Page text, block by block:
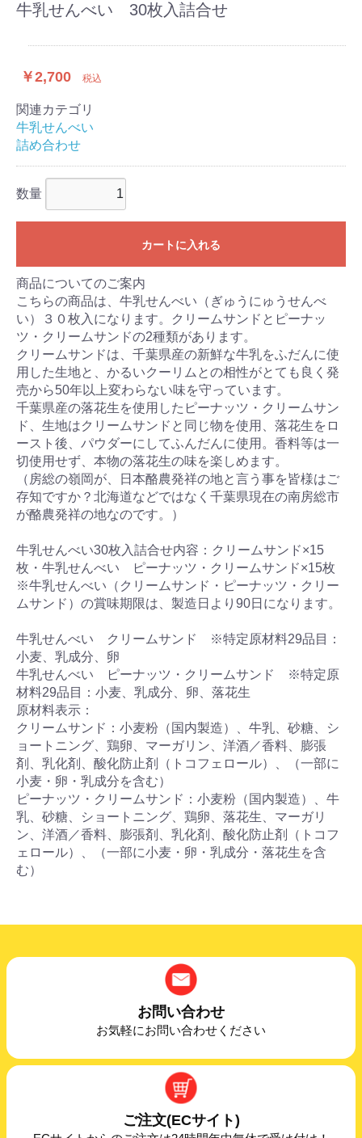
牛乳せんべい 30枚入詰合せ
￥2,700 税込
関連カテゴリ
牛乳せんべい
詰め合わせ
数量
カートに入れる
商品についてのご案内
こちらの商品は、牛乳せんべい（ぎゅうにゅうせんべ
い）３０枚入になります。クリームサンドとピーナッ
ツ・クリームサンドの2種類があります。
クリームサンドは、千葉県産の新鮮な牛乳をふだんに使
用した生地と、かるいクーリムとの相性がとても良く発
売から50年以上変わらない味を守っています。
千葉県産の落花生を使用したピーナッツ・クリームサン
ド、生地はクリームサンドと同じ物を使用、落花生をロ
ースト後、パウダーにしてふんだんに使用。香料等は一
切使用せず、本物の落花生の味を楽しめます。
（房総の嶺岡が、日本酪農発祥の地と言う事を皆様はご
存知ですか？北海道などではなく千葉県現在の南房総市
が酪農発祥の地なのです。）
牛乳せんべい30枚入詰合せ内容：クリームサンド×15
枚・牛乳せんべい ピーナッツ・クリームサンド×15枚
※牛乳せんべい（クリームサンド・ピーナッツ・クリー
ムサンド）の賞味期限は、製造日より90日になります。
牛乳せんべい クリームサンド ※特定原材料29品目：
小麦、乳成分、卵
牛乳せんべい ピーナッツ・クリームサンド ※特定原
材料29品目：小麦、乳成分、卵、落花生
原材料表示：
クリームサンド：小麦粉（国内製造）、牛乳、砂糖、シ
ョートニング、鶏卵、マーガリン、洋酒／香料、膨張
剤、乳化剤、酸化防止剤（トコフェロール）、（一部に
小麦・卵・乳成分を含む）
ピーナッツ・クリームサンド：小麦粉（国内製造）、牛
乳、砂糖、ショートニング、鶏卵、落花生、マーガリ
ン、洋酒／香料、膨張剤、乳化剤、酸化防止剤（トコフ
ェロール）、（一部に小麦・卵・乳成分・落花生を含
む）
お問い合わせ
お気軽にお問い合わせください
ご注文(ECサイト)